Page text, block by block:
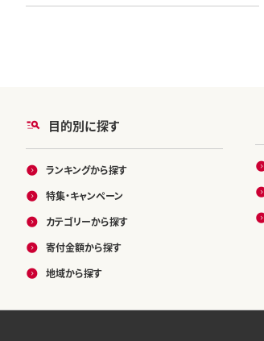
目的別に探す
ランキングから探す
特集・キャンペーン
カテゴリーから探す
寄付金額から探す
地域から探す